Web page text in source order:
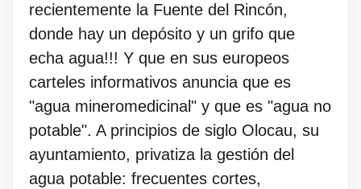
recientemente la Fuente del Rincón,
donde hay un depósito y un grifo que
echa agua!!! Y que en sus europeos
carteles informativos anuncia que es
"agua mineromedicinal" y que es "agua no
potable". A principios de siglo Olocau, su
ayuntamiento, privatiza la gestión del
agua potable: frecuentes cortes,